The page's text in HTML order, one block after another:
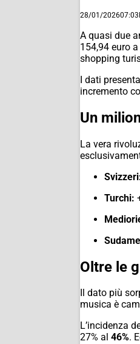
28/01/202607:03
A quasi due
154,94 euro a
shopping
I dati
incremento
Un
La vera
Turchi:
Oltre le
Il dato più
musica è
L’incidenza
27% al 46%.